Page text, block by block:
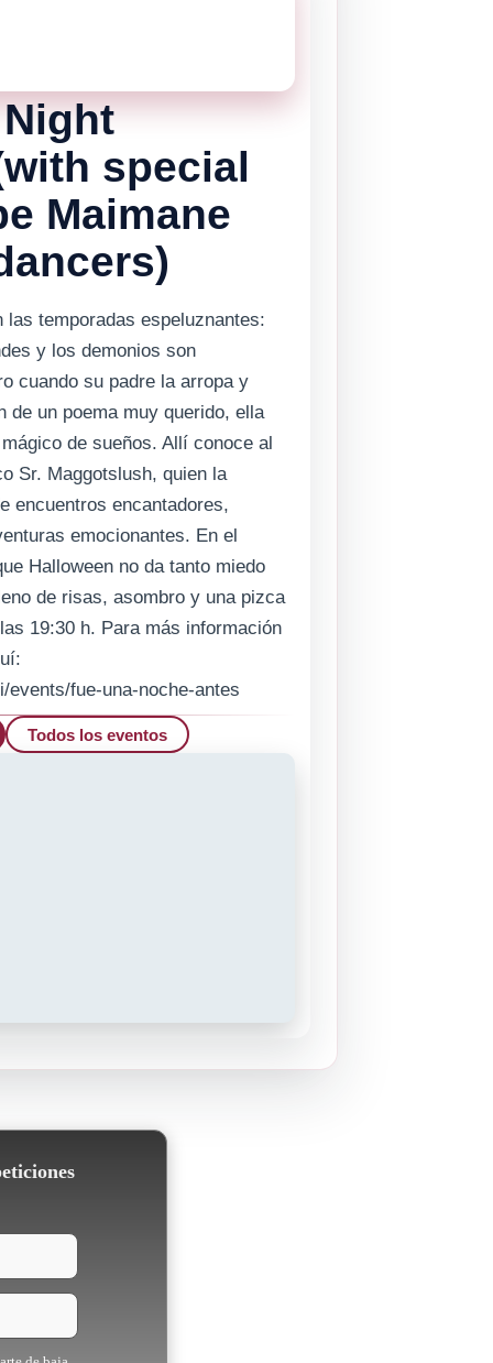
vigente, pero hay muchas mas
de Gibraltar.
special
Maimane
las temporadas espeluznantes:
y los demonios son
cuando su padre la arropa y
de un poema muy querido, ella
de sueños. Allí conoce al
Sr. Maggotslush, quien la
encuentros encantadores,
emocionantes. En el
Halloween no da tanto miedo
de risas, asombro y una pizca
19:30 h. Para más información
fue-una-noche-antes
Todos los eventos